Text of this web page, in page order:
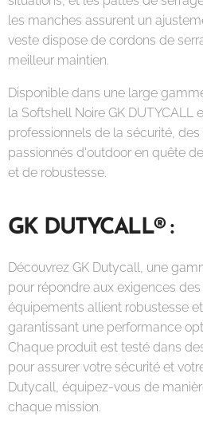
les manches assurent un
veste dispose de cordons de
meilleur maintien.
Disponible dans une large
la Softshell Noire GK DUTYCALL
professionnels de la sécurité,
passionnés d'outdoor en quête
et de robustesse.
GK DUTYCALL® :
Découvrez GK Dutycall, une
pour répondre aux exigences
équipements allient robustesse
garantissant une performance
Chaque produit est testé dans
pour assurer votre sécurité et
Dutycall, équipez-vous de
chaque mission.